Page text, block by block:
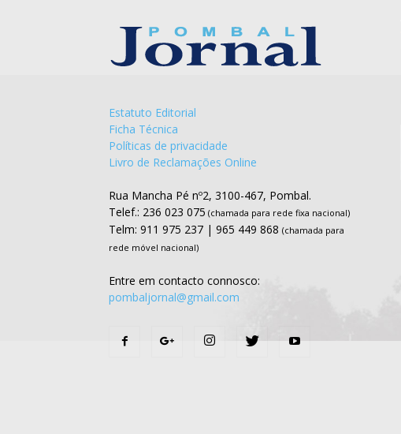
Estatuto Editorial
Ficha Técnica
Políticas de privacidade
Livro de Reclamações Online
Rua Mancha Pé nº2, 3100-467, Pombal.
Telef.: 236 023 075 (chamada para rede fixa nacional)
Telm: 911 975 237 | 965 449 868 (chamada para
rede móvel nacional)
Entre em contacto connosco:
pombaljornal@gmail.com